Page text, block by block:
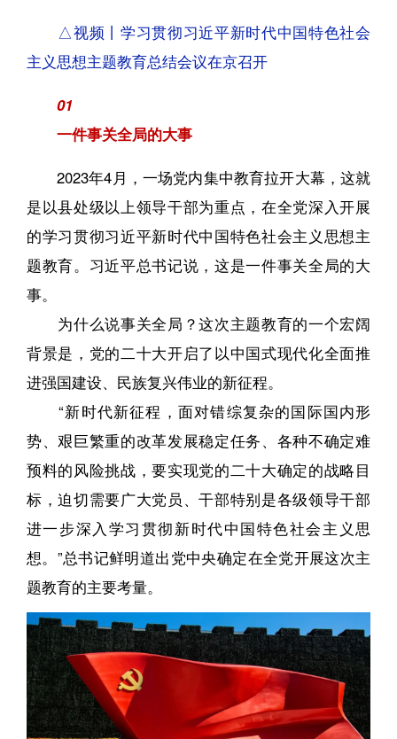
△视频丨学习贯彻习近平新时代中国特色社会
主义思想主题教育总结会议在京召开
01
一件事关全局的大事
2023年4月，一场党内集中教育拉开大幕，这就
是以县处级以上领导干部为重点，在全党深入开展
的学习贯彻习近平新时代中国特色社会主义思想主
题教育。习近平总书记说，这是一件事关全局的大
事。
为什么说事关全局？这次主题教育的一个宏阔
背景是，党的二十大开启了以中国式现代化全面推
进强国建设、民族复兴伟业的新征程。
“新时代新征程，面对错综复杂的国际国内形
势、艰巨繁重的改革发展稳定任务、各种不确定难
预料的风险挑战，要实现党的二十大确定的战略目
标，迫切需要广大党员、干部特别是各级领导干部
进一步深入学习贯彻新时代中国特色社会主义思
想。”总书记鲜明道出党中央确定在全党开展这次主
题教育的主要考量。